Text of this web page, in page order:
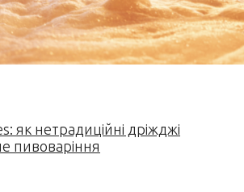
як нетрадиційні дріжджі
пивоваріння